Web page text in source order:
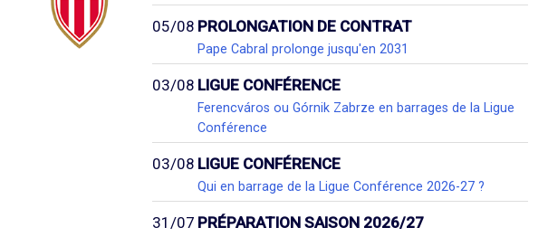
05/08 PROLONGATION DE CONTRAT
Pape Cabral prolonge jusqu'en 2031
03/08 LIGUE CONFÉRENCE
Ferencváros ou Górnik Zabrze en barrages de la Ligue
Conférence
03/08 LIGUE CONFÉRENCE
Qui en barrage de la Ligue Conférence 2026-27 ?
31/07 PRÉPARATION SAISON 2026/27